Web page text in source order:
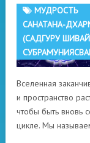
МУДРОСТЬ
САНАТАНА-
(САДГУРУ
Вселенная
и пространство
чтобы быть вновь
цикле. Мы